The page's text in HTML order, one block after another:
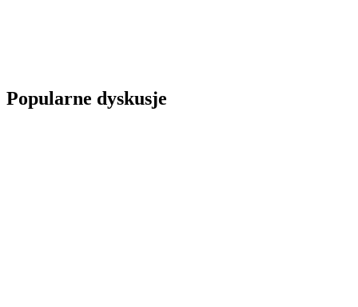
Popularne dyskusje